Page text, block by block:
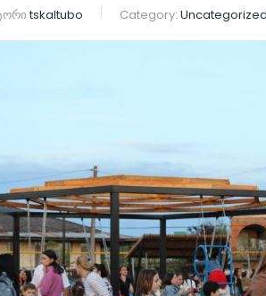
tskaltubo Category: